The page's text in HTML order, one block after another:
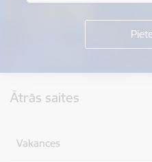
Ātrās saites
Vakances